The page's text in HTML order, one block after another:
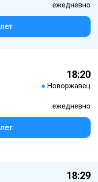
ежедневно
18:20
● Новоржавец
ежедневно
18:29